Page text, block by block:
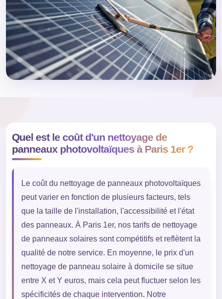
Quel est le coût d'un nettoyage de
panneaux photovoltaïques à Paris 1er ?
Le coût du nettoyage de panneaux photovoltaïques
peut varier en fonction de plusieurs facteurs, tels
que la taille de l'installation, l'accessibilité et l'état
des panneaux. À Paris 1er, nos tarifs de nettoyage
de panneaux solaires sont compétitifs et reflètent la
qualité de notre service. En moyenne, le prix d'un
nettoyage de panneau solaire à domicile se situe
entre X et Y euros, mais cela peut fluctuer selon les
spécificités de chaque intervention. Notre